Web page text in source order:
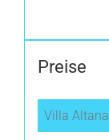
Preise
Villa Altana